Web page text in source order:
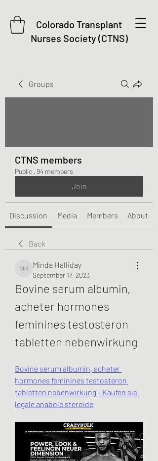
Colorado Transplant
Nurses Society (CTNS)
Groups
CTNS members
Public · 94 members
Join
Discussion Media Members About
Back
Minda Halliday
Minda Halliday
September 17, 2023
Bovine serum albumin,
acheter hormones
feminines testosteron
tabletten nebenwirkung
Bovine serum albumin, acheter
hormones feminines testosteron
tabletten nebenwirkung - Kaufen sie
legale anabole steroide